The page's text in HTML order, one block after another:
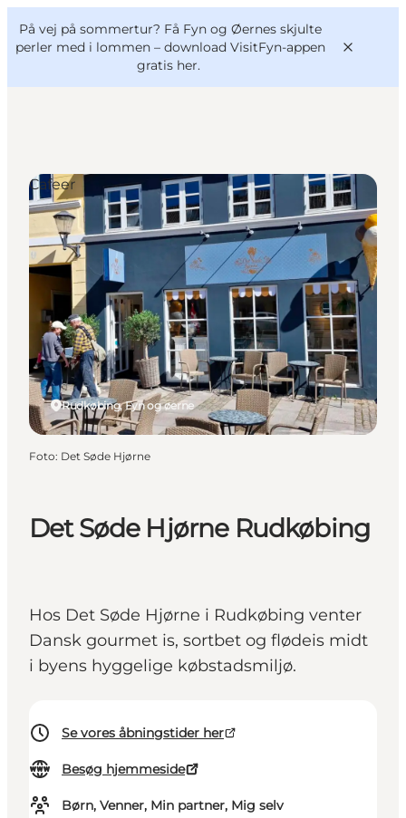
På vej på sommertur? Få Fyn og Øernes skjulte
perler med i lommen – download VisitFyn-appen
gratis her.
Oplevelser
Outdoor
Mad og drikke
Overnatning
Book lokale oplevelser
VisitFyn
Deutsch
Det Søde Hjørne Rudkøbing
Hos Det Søde Hjørne i Rudkøbing venter
Dansk gourmet is, sortbet og flødeis midt
i byens hyggelige købstadsmiljø.
Se vores åbningstider her
Besøg hjemmeside
Børn, Venner, Min partner, Mig selv
Rudkøbing, Fyn og øerne
Cafeer
Foto: Det Søde Hjørne